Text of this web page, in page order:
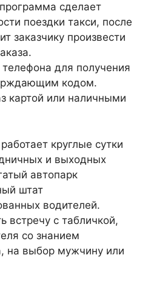
сделает
поездки такси, после
заказчику произвести
для получения
кодом.
картой или наличными
круглые сутки
и выходных
автопарк
штат
водителей.
встречу с табличкой,
со знанием
на выбор мужчину или